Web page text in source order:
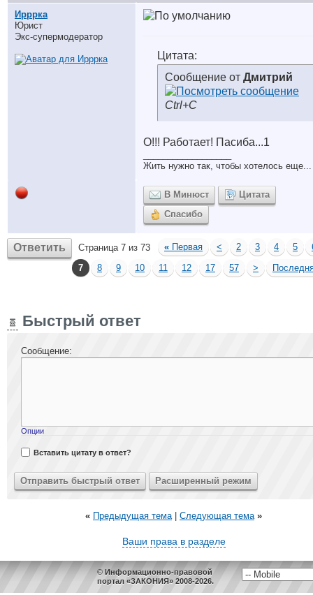
Ирррка
Юрист
Экс-супермодератор
Цитата:
Сообщение от Дмитрий
Ctrl+C
О!!! Работает! Пасиба...1
Жить нужно так, чтобы хотелось еще...
В Минюст
Цитата
Спасибо
Ответить Страница 7 из 73 « Первая < 2 3 4 5
7
8 9 10 11 12 17 57 >
Быстрый ответ
Сообщение:
Опции
Вставить цитату в ответ?
« Предыдущая тема| Следующая тема »
Ваши права в разделе
© Информационно-правовой
портал «ЗАКОНИЯ» 2008-2026.